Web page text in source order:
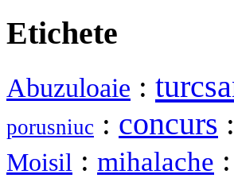
Etichete
Abuzuloaie :
porusniuc : concurs :
Moisil : mihalache :